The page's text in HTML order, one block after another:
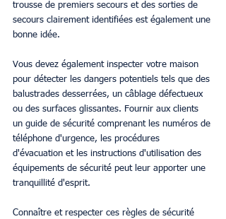
trousse de premiers secours et des sorties de
secours clairement identifiées est également une
bonne idée.
Vous devez également inspecter votre maison
pour détecter les dangers potentiels tels que des
balustrades desserrées, un câblage défectueux
ou des surfaces glissantes. Fournir aux clients
un guide de sécurité comprenant les numéros de
téléphone d'urgence, les procédures
d'évacuation et les instructions d'utilisation des
équipements de sécurité peut leur apporter une
tranquillité d'esprit.
Connaître et respecter ces règles de sécurité